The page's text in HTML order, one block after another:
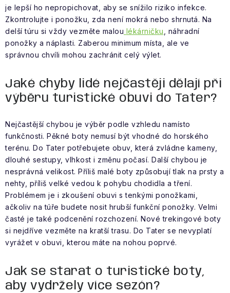
je lepší ho nepropichovat, aby se snížilo riziko infekce.
Zkontrolujte i ponožku, zda není mokrá nebo shrnutá. Na
delší túru si vždy vezměte malou lékárničku , náhradní
ponožky a náplasti. Zaberou minimum místa, ale ve
správnou chvíli mohou zachránit celý výlet.
Jaké chyby lidé nejčastěji dělají při
výběru turistické obuvi do Tater?
Nejčastější chybou je výběr podle vzhledu namísto
funkčnosti. Pěkné boty nemusí být vhodné do horského
terénu. Do Tater potřebujete obuv, která zvládne kameny,
dlouhé sestupy, vlhkost i změnu počasí. Další chybou je
nesprávná velikost. Příliš malé boty způsobují tlak na prsty a
nehty, příliš velké vedou k pohybu chodidla a tření.
Problémem je i zkoušení obuvi s tenkými ponožkami,
ačkoliv na túře budete nosit hrubší funkční ponožky. Velmi
časté je také podcenění rozchození. Nové trekingové boty
si nejdříve vezměte na kratší trasu. Do Tater se nevyplatí
vyrážet v obuvi, kterou máte na nohou poprvé.
Jak se starat o turistické boty,
aby vydržely více sezón?